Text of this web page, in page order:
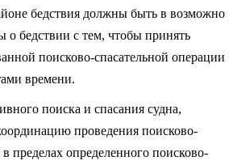
бедствия должны быть в возможно
о бедствии с тем, чтобы принять
поисково-спасательной операции
времени.
поиска и спасания судна,
проведения поисково-
пределах определенного поисково-